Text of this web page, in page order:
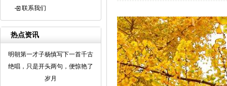
联系我们
热点资讯
明朝第一才子杨慎写下一首千古
绝唱，只是开头两句，便惊艳了
岁月